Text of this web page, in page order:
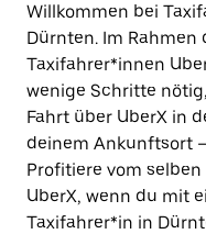
Datum
auszuwählen.
Drücke
die
Escape-
Taste,
um
den
Kalender
zu
schließen.
Willkommen bei
Dürnten. Im
Taxifahrer*innen
wenige Schritte
Fahrt über UberX in
deinem Ankunftsort
Profitiere vom
UberX, wenn du mit
Taxifahrer*in in